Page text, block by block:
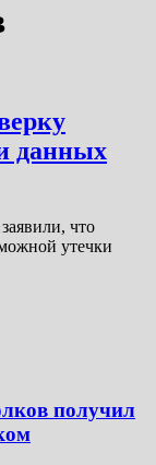
данных
что
утечки
получил